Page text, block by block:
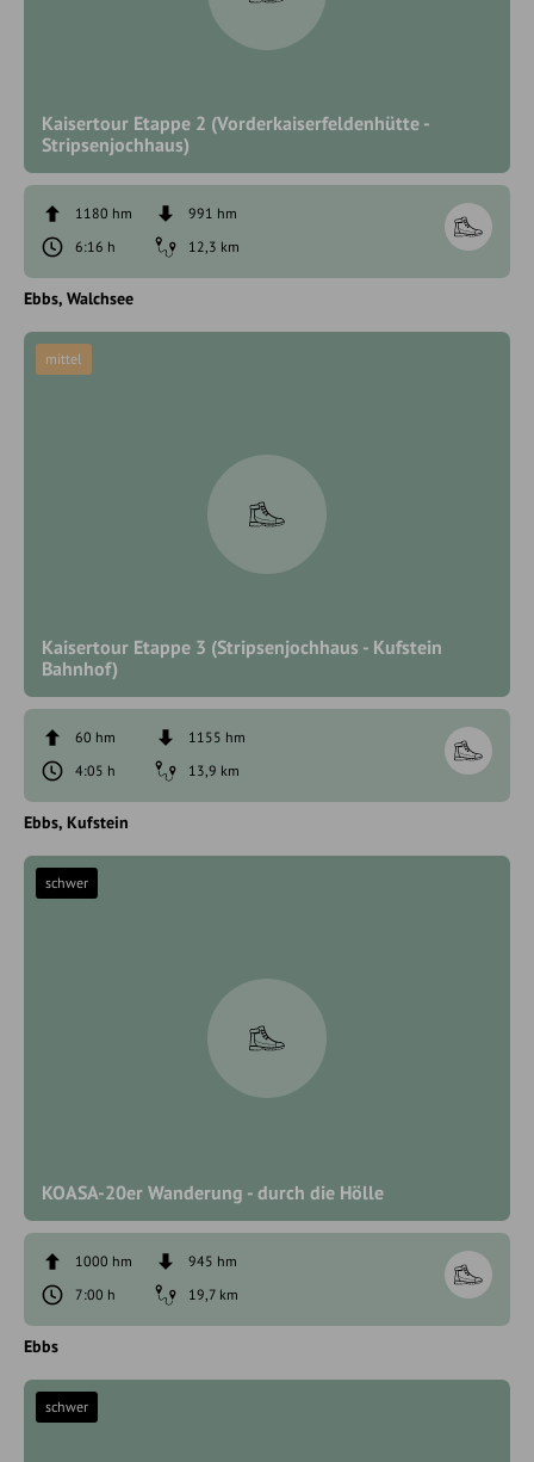
Kaisertour Etappe 2 (Vorderkaiserfeldenhütte -
Stripsenjochhaus)
1180 hm
991 hm
6:16 h
12,3 km
Ebbs Walchsee
Kaisertour Etappe 3 (Stripsenjochhaus - Kufstein
Bahnhof)
mittel
60 hm
1155 hm
4:05 h
13,9 km
Ebbs Kufstein
KOASA-20er Wanderung - durch die Hölle
schwer
1000 hm
945 hm
7:00 h
19,7 km
Ebbs
schwer